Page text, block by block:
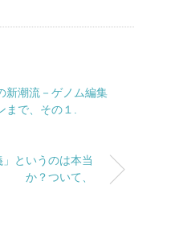
新潮流－ゲノム編集
で、その１.
というのは本当
か？ついて、